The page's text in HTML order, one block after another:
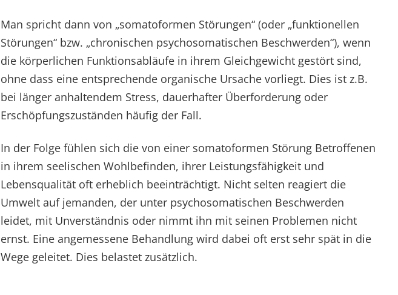
Man spricht dann von „somatoformen Störungen“ (oder „funktionellen
Störungen“ bzw. „chronischen psychosomatischen Beschwerden“), wenn
die körperlichen Funktionsabläufe in ihrem Gleichgewicht gestört sind,
ohne dass eine entsprechende organische Ursache vorliegt. Dies ist z.B.
bei länger anhaltendem Stress, dauerhafter Überforderung oder
Erschöpfungszuständen häufig der Fall.
In der Folge fühlen sich die von einer somatoformen Störung Betroffenen
in ihrem seelischen Wohlbefinden, ihrer Leistungsfähigkeit und
Lebensqualität oft erheblich beeinträchtigt. Nicht selten reagiert die
Umwelt auf jemanden, der unter psychosomatischen Beschwerden
leidet, mit Unverständnis oder nimmt ihn mit seinen Problemen nicht
ernst. Eine angemessene Behandlung wird dabei oft erst sehr spät in die
Wege geleitet. Dies belastet zusätzlich.